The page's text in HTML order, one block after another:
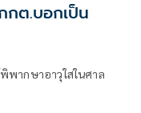
ต.บอกเป็น
พากษาอาวุใสในศาล